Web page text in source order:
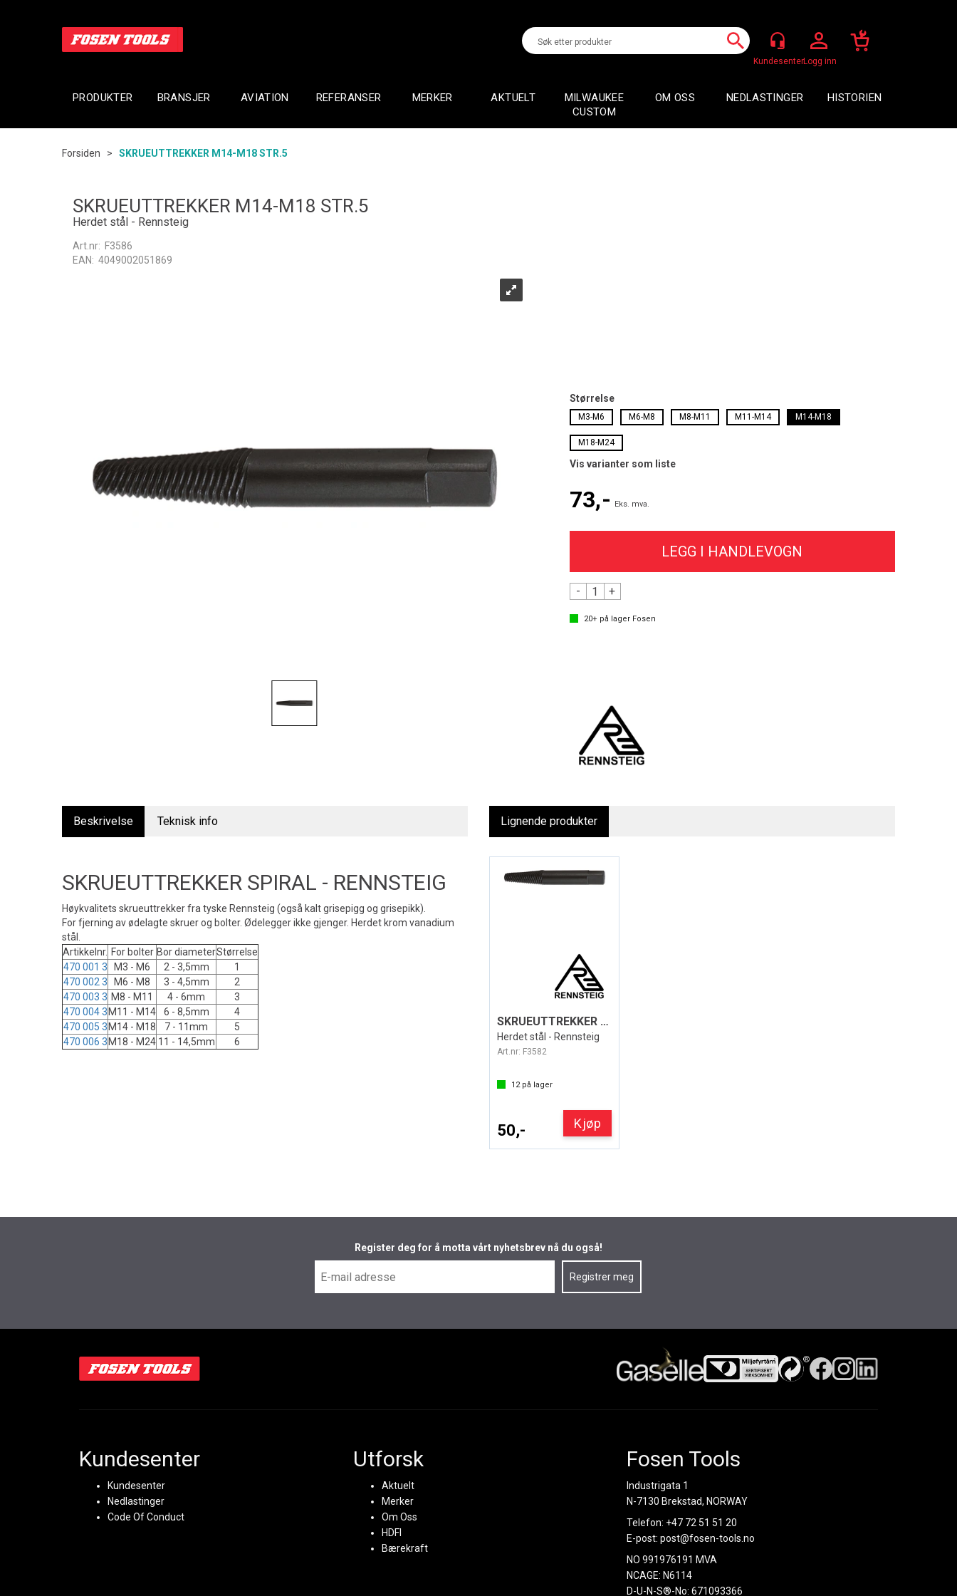
Logg inn
PRODUKTER BRANSJER AVIATION REFERANSER MERKER AKTUELT
MILWAUKEE
CUSTOM
OM OSS NEDLASTINGER HISTORIEN
Forsiden > SKRUEUTTREKKER M14-M18 STR.5
SKRUEUTTREKKER M14-M18 STR.5
Herdet stål - Rennsteig
Art.nr: F3586
EAN: 4049002051869
Størrelse
M3-M6 M6-M8 M8-M11 M11-M14 M14-M18
M18-M24
Vis varianter som liste
73,- Eks. mva.
- +
20+på lagerFosen
Beskrivelse Teknisk info
SKRUEUTTREKKER SPIRAL - RENNSTEIG
Høykvalitets skrueuttrekker fra tyske Rennsteig (også kalt grisepigg og grisepikk).
For fjerning av ødelagte skruer og bolter. Ødelegger ikke gjenger. Herdet krom vanadium
stål.
Artikkelnr. For bolter Bor diameterStørrelse
470 001 3
M3 - M6 2 - 3,5mm
1
470 002 3
M6 - M8 3 - 4,5mm
2
470 003 3 M8 - M11 4 - 6mm
3
470 004 3 M11 - M14 6 - 8,5mm
4
470 005 3 M14 - M18 7 - 11mm
5
470 006 3 M18 - M24 11 - 14,5mm 6
Lignende produkter
SKRUEUTTREKKER M3-M6 STR.1
Herdet stål - Rennsteig
Art.nr: F3582
12på lager
50,- Kjøp
Register deg for å motta vårt nyhetsbrev nå du også!
Kundesenter
Kundesenter
Nedlastinger
Code Of Conduct
Utforsk
Aktuelt
Merker
Om Oss
HDFI
Bærekraft
Fosen Tools
Industrigata 1
N-7130 Brekstad, NORWAY
Telefon: +47 72 51 51 20
E-post:post@fosen-tools.no
NO 991976191 MVA
NCAGE: N6114
D-U-N-S®-No: 671093366